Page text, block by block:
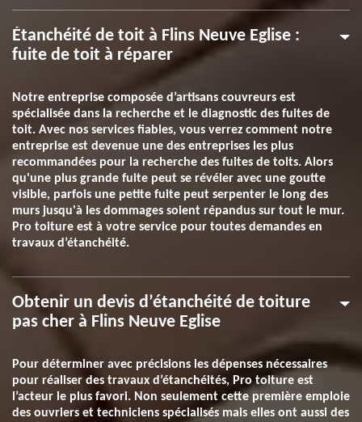
Étanchéité de toit à Flins Neuve Eglise :
fuite de toit à réparer
Notre entreprise composée d’artisans couvreurs est
spécialisée dans la recherche et le diagnostic des fuites de
toit. Avec nos services fiables, vous verrez comment notre
entreprise est devenue une des entreprises les plus
recommandées pour la recherche des fuites de toits. Alors
qu'une plus grande fuite peut se révéler avec une goutte
visible, parfois une petite fuite peut serpenter le long des
murs jusqu'à les dommages soient répandus sur tout le mur.
Pro toiture est à votre service pour toutes demandes en
travaux d’étanchéité.
Obtenir un devis d’étanchéité de toiture
pas cher à Flins Neuve Eglise
Pour déterminer avec précisions les dépenses nécessaires
pour réaliser des travaux d’étanchéités, Pro toiture est
l’acteur le plus favori. Non seulement cette première emploie
des ouvriers et techniciens spécialisés mais elles ont aussi des